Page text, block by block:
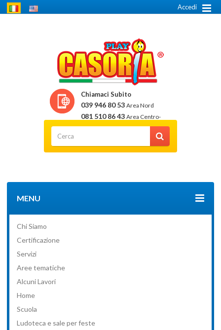
Accedi
Chiamaci Subito
039 946 80 53 Area Nord
081 510 86 43 Area Centro-
Sud
MENU
Chi Siamo
Certificazione
Servizi
Aree tematiche
Alcuni Lavori
Home
Scuola
Ludoteca e sale per feste